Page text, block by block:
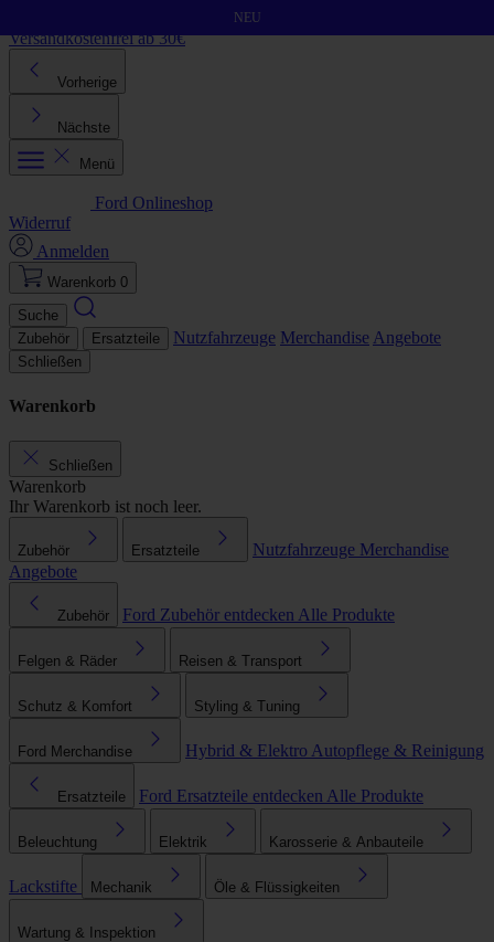
Versandkostenfrei ab 30€
Vorherige
Nächste
Menü
Ford Onlineshop
Widerruf
Anmelden
Warenkorb 0
Suche
Zubehör
Ersatzteile Nutzfahrzeuge Merchandise Angebote
Schließen
Warenkorb
Schließen
Warenkorb
Ihr Warenkorb ist noch leer.
Zubehör Ersatzteile Nutzfahrzeuge Merchandise
Angebote
Zubehör Ford Zubehör entdecken Alle Produkte
Felgen & Räder Reisen & Transport
Schutz & Komfort Styling & Tuning
Ford Merchandise Hybrid & Elektro Autopflege & Reinigung
Ersatzteile Ford Ersatzteile entdecken Alle Produkte
Beleuchtung Elektrik Karosserie & Anbauteile
Lackstifte Mechanik Öle & Flüssigkeiten
Wartung & Inspektion
NEU